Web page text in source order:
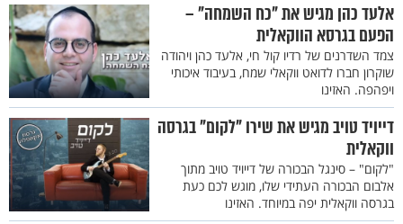
אלעד כהן מגיש את "כח השמחה" –
הפעם בגרסא הווקאלית
צמד השדרנים של רדיו קול חי, אלעד כהן ויהודה
שוקרון חברו לדואט ווקאלי שמח, בעיבוד איכותי
ויפהפה. האזינו
דייויד טויב מגיש את שירו "לקום" בגרסה
ווקאלית
"לקום" – סינגל הבכורה של דייויד טויב מתוך
אלבום הבכורה העתידי שלו, מוגש לכם כעת
בגרסה ווקאלית יפה במיוחד. האזינו